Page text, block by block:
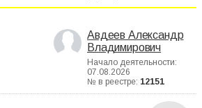
Авдеев Александр
Владимирович
Начало деятельности:
07.08.2026
№ в реестре: 12151